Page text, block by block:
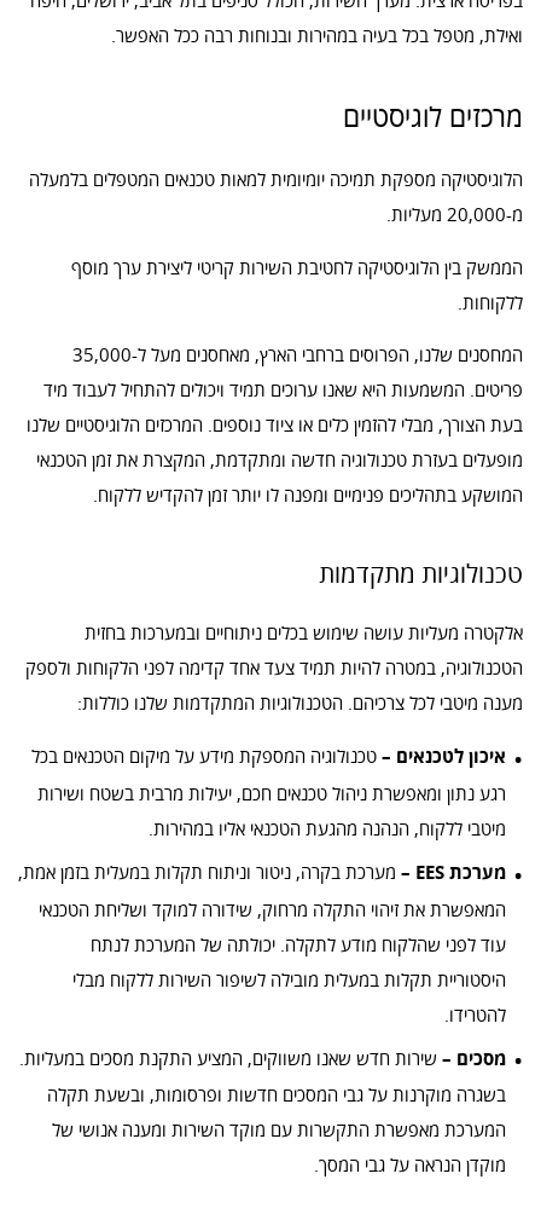
ואילת, מטפל בכל בעיה במהירות ובנוחות רבה ככל האפשר.
מרכזים לוגיסטיים
הלוגיסטיקה מספקת תמיכה יומיומית למאות טכנאים המטפלים בלמעלה
מ-20,000 מעליות.
הממשק בין הלוגיסטיקה לחטיבת השירות קריטי ליצירת ערך מוסף
ללקוחות.
המחסנים שלנו, הפרוסים ברחבי הארץ, מאחסנים מעל ל-35,000
פריטים. המשמעות היא שאנו ערוכים תמיד ויכולים להתחיל לעבוד מיד
בעת הצורך, מבלי להזמין כלים או ציוד נוספים. המרכזים הלוגיסטיים שלנו
מופעלים בעזרת טכנולוגיה חדשה ומתקדמת, המקצרת את זמן הטכנאי
המושקע בתהליכים פנימיים ומפנה לו יותר זמן להקדיש ללקוח.
טכנולוגיות מתקדמות
אלקטרה מעליות עושה שימוש בכלים ניתוחיים ובמערכות בחזית
הטכנולוגיה, במטרה להיות תמיד צעד אחד קדימה לפני הלקוחות ולספק
מענה מיטבי לכל צרכיהם. הטכנולוגיות המתקדמות שלנו כוללות:
איכון לטכנאים –טכנולוגיה המספקת מידע על מיקום הטכנאים בכל
רגע נתון ומאפשרת ניהול טכנאים חכם, יעילות מרבית בשטח ושירות
מיטבי ללקוח, הנהנה מהגעת הטכנאי אליו במהירות.
מערכת EES –
מערכת בקרה, ניטור וניתוח תקלות במעלית בזמן אמת,
המאפשרת את זיהוי התקלה מרחוק, שידורה למוקד ושליחת הטכנאי
עוד לפני שהלקוח מודע לתקלה. יכולתה של המערכת לנתח
היסטוריית תקלות במעלית מובילה לשיפור השירות ללקוח מבלי
להטרידו.
מסכים –שירות חדש שאנו משווקים, המציע התקנת מסכים במעליות.
בשגרה מוקרנות על גבי המסכים חדשות ופרסומות, ובשעת תקלה
המערכת מאפשרת התקשרות עם מוקד השירות ומענה אנושי של
מוקדן הנראה על גבי המסך.